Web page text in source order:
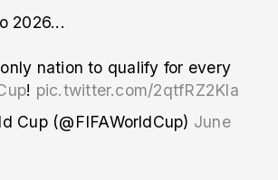
2026...
nation to qualify for every
! pic.twitter.com/2qtfRZ2Kla
Cup (@FIFAWorldCup) June